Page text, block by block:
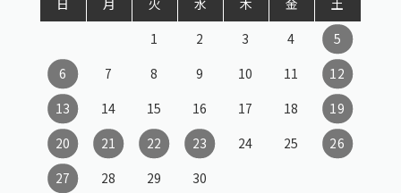
日
月 火 水 木 金
土
1
2 3 4
5
6
7 8 9 10 11
12
13
14 15 16 17 18
19
20
21 22 23 24 25
26
27
28 29 30